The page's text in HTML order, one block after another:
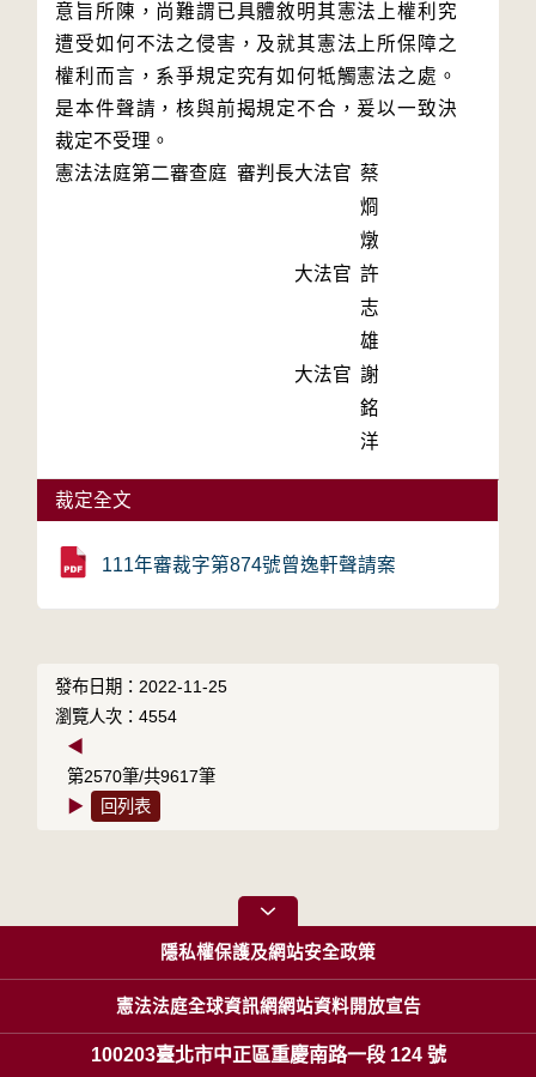
意旨所陳，尚難謂已具體敘明其憲法上權利究
遭受如何不法之侵害，及就其憲法上所保障之
權利而言，系爭規定究有如何牴觸憲法之處。
是本件聲請，核與前揭規定不合，爰以一致決
裁定不受理。
憲法法庭第二審查庭 審判長大法官 蔡
烱
燉
大法官 許
志
雄
大法官 謝
銘
洋
裁定全文
111年審裁字第874號曾逸軒聲請案
發布日期：2022-11-25
瀏覽人次：4554
◀
第2570筆/共9617筆
▶
回列表
隱私權保護及網站安全政策
憲法法庭全球資訊網網站資料開放宣告
100203臺北市中正區重慶南路一段 124 號